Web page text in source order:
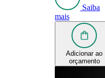
Saiba
mais
Adicionar ao
orçamento